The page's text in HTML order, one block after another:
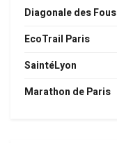
Diagonale des Fous
EcoTrail Paris
SaintéLyon
Marathon de Paris